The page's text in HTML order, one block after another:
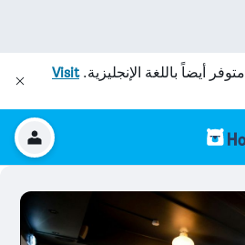
متوفر أيضاً باللغة الإنجليزية.Visit